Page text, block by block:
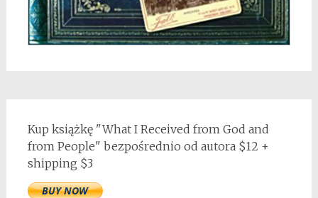
Kup książkę "What I Received from God and
from People" bezpośrednio od autora $12 +
shipping $3